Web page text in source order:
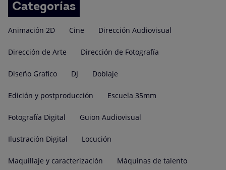
entradas
Categorías
Animación 2D Cine Dirección Audiovisual
Dirección de Arte Dirección de Fotografía
Diseño Grafico DJ Doblaje
Edición y postproducción Escuela 35mm
Fotografía Digital Guion Audiovisual
Ilustración Digital Locución
Maquillaje y caracterización Máquinas de talento